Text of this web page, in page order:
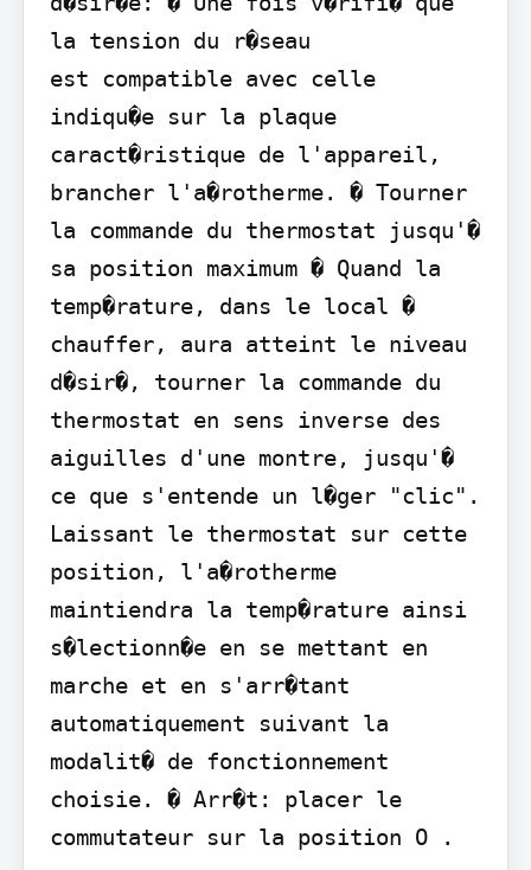
la tension du r�seau
est compatible avec celle
indiqu�e sur la plaque
caract�ristique de l'appareil,
brancher l'a�rotherme. � Tourner
la commande du thermostat jusqu'�
sa position maximum � Quand la
temp�rature, dans le local �
chauffer, aura atteint le niveau
d�sir�, tourner la commande du
thermostat en sens inverse des
aiguilles d'une montre, jusqu'�
ce que s'entende un l�ger "clic".
Laissant le thermostat sur cette
position, l'a�rotherme
maintiendra la temp�rature ainsi
s�lectionn�e en se mettant en
marche et en s'arr�tant
automatiquement suivant la
modalit� de fonctionnement
choisie. � Arr�t: placer le
commutateur sur la position O .